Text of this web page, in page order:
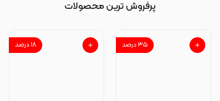
پرفروش ترین محصولات
۳۵درصد ۱۸درصد